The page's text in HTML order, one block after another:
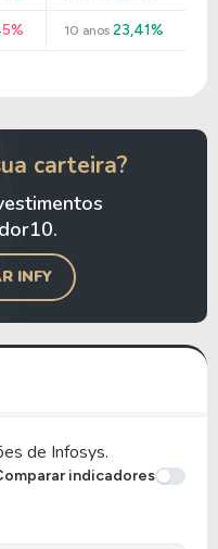
10 anos23,41%
carteira?
INFY
de Infosys.
indicadores